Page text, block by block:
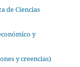
de Ciencias
y
y creencias)